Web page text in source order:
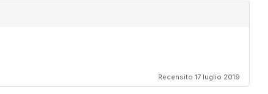
Recensito 17 luglio 2019